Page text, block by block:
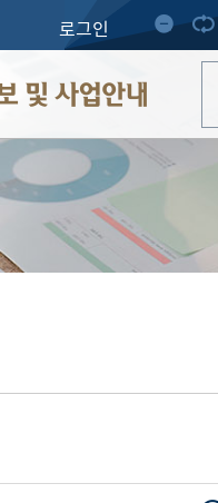
로그인
및 사업안내